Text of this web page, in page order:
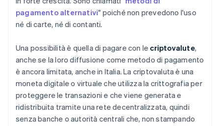
pagamento alternativi" poiché non prevedono l'uso
né di carte, né di contanti.
Una possibilità è quella di pagare con le criptovalute,
anche se la loro diffusione come metodo di pagamento
è ancora limitata, anche in Italia. La criptovaluta è una
moneta digitale o virtuale che utilizza la crittografia per
proteggere le transazioni e che viene generata e
ridistribuita tramite una rete decentralizzata, quindi
senza banche o autorità centrali che, non stampando